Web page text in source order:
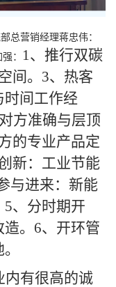
总营销经理蒋忠伟：
：
1、推行双碳
间。3、热客
时间工作经
方准确与层顶
的专业产品定
新：工业节能
与进来：新能
、分时期开
。6、开环管
内有很高的诚